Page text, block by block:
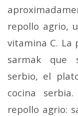
repollo agrio,
vitamina C. La
sarmak que
serbio, el
cocina
repollo agrio: